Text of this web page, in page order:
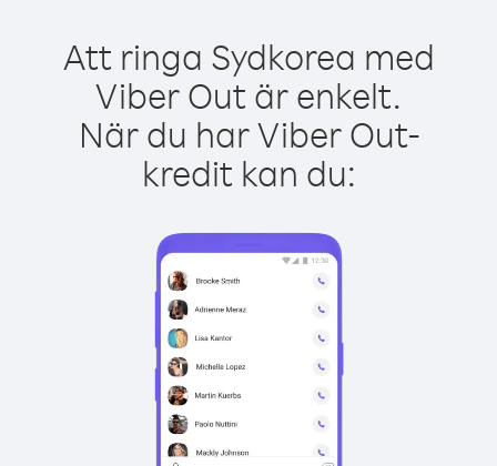
Att ringa Sydkorea med
Viber Out är enkelt.
När du har Viber Out-
kredit kan du: